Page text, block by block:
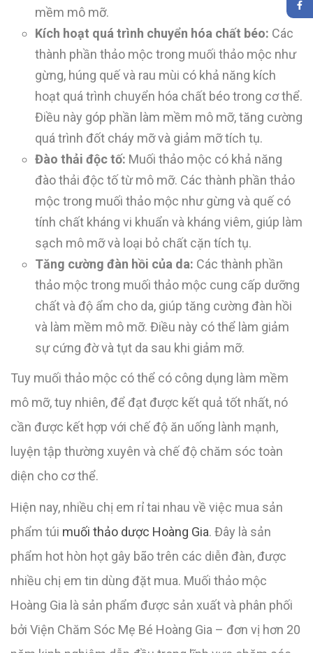
mềm mô mỡ.
Kích hoạt quá trình chuyển hóa chất béo: Các
thành phần thảo mộc trong muối thảo mộc như
gừng, húng quế và rau mùi có khả năng kích
hoạt quá trình chuyển hóa chất béo trong cơ thể.
Điều này góp phần làm mềm mô mỡ, tăng cường
quá trình đốt cháy mỡ và giảm mỡ tích tụ.
Đào thải độc tố: Muối thảo mộc có khả năng
đào thải độc tố từ mô mỡ. Các thành phần thảo
mộc trong muối thảo mộc như gừng và quế có
tính chất kháng vi khuẩn và kháng viêm, giúp làm
sạch mô mỡ và loại bỏ chất cặn tích tụ.
Tăng cường đàn hồi của da: Các thành phần
thảo mộc trong muối thảo mộc cung cấp dưỡng
chất và độ ẩm cho da, giúp tăng cường đàn hồi
và làm mềm mô mỡ. Điều này có thể làm giảm
sự cứng đờ và tụt da sau khi giảm mỡ.
Tuy muối thảo mộc có thể có công dụng làm mềm
mô mỡ, tuy nhiên, để đạt được kết quả tốt nhất, nó
cần được kết hợp với chế độ ăn uống lành mạnh,
luyện tập thường xuyên và chế độ chăm sóc toàn
diện cho cơ thể.
Hiện nay, nhiều chị em rỉ tai nhau về việc mua sản
phẩm túi muối thảo dược Hoàng Gia. Đây là sản
phẩm hot hòn họt gây bão trên các diễn đàn, được
nhiều chị em tin dùng đặt mua. Muối thảo mộc
Hoàng Gia là sản phẩm được sản xuất và phân phối
bởi Viện Chăm Sóc Mẹ Bé Hoàng Gia – đơn vị hơn 20